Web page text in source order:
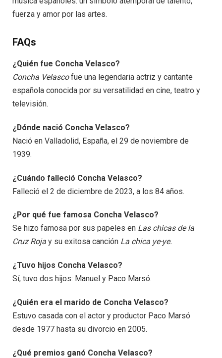
fuerza y ​​amor por las artes.
FAQs
¿Quién fue Concha Velasco?
Concha Velascofue una legendaria actriz y cantante
española conocida por su versatilidad en cine, teatro y
televisión.
¿Dónde nació Concha Velasco?
Nació en Valladolid, España, el 29 de noviembre de
1939.
¿Cuándo falleció Concha Velasco?
Falleció el 2 de diciembre de 2023, a los 84 años.
¿Por qué fue famosa Concha Velasco?
Se hizo famosa por sus papeles en Las chicas de la
Cruz Roja y su exitosa canción La chica ye-ye.
¿Tuvo hijos Concha Velasco?
Sí, tuvo dos hijos: Manuel y Paco Marsó.
¿Quién era el marido de Concha Velasco?
Estuvo casada con el actor y productor Paco Marsó
desde 1977 hasta su divorcio en 2005.
¿Qué premios ganó Concha Velasco?